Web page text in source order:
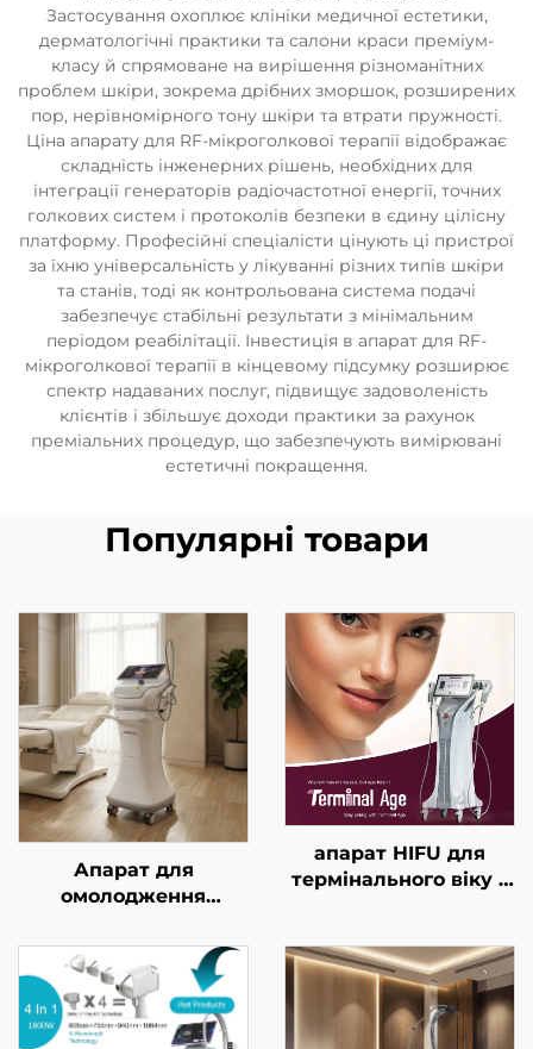
Застосування охоплює клініки медичної естетики,
дерматологічні практики та салони краси преміум-
класу й спрямоване на вирішення різноманітних
проблем шкіри, зокрема дрібних зморшок, розширених
пор, нерівномірного тону шкіри та втрати пружності.
Ціна апарату для RF-мікроголкової терапії відображає
складність інженерних рішень, необхідних для
інтеграції генераторів радіочастотної енергії, точних
голкових систем і протоколів безпеки в єдину цілісну
платформу. Професійні спеціалісти цінують ці пристрої
за їхню універсальність у лікуванні різних типів шкіри
та станів, тоді як контрольована система подачі
забезпечує стабільні результати з мінімальним
періодом реабілітації. Інвестиція в апарат для RF-
мікроголкової терапії в кінцевому підсумку розширює
спектр надаваних послуг, підвищує задоволеність
клієнтів і збільшує доходи практики за рахунок
преміальних процедур, що забезпечують вимірювані
естетичні покращення.
Популярні товари
Апарат для
омолодження
мікроголковим RF-
впливом подвійної
частоти 1/2 МГц
апарат HIFU для
термінального віку з
підтягування
обличчя, підтяжки
шкіри та контурної
корекції тіла